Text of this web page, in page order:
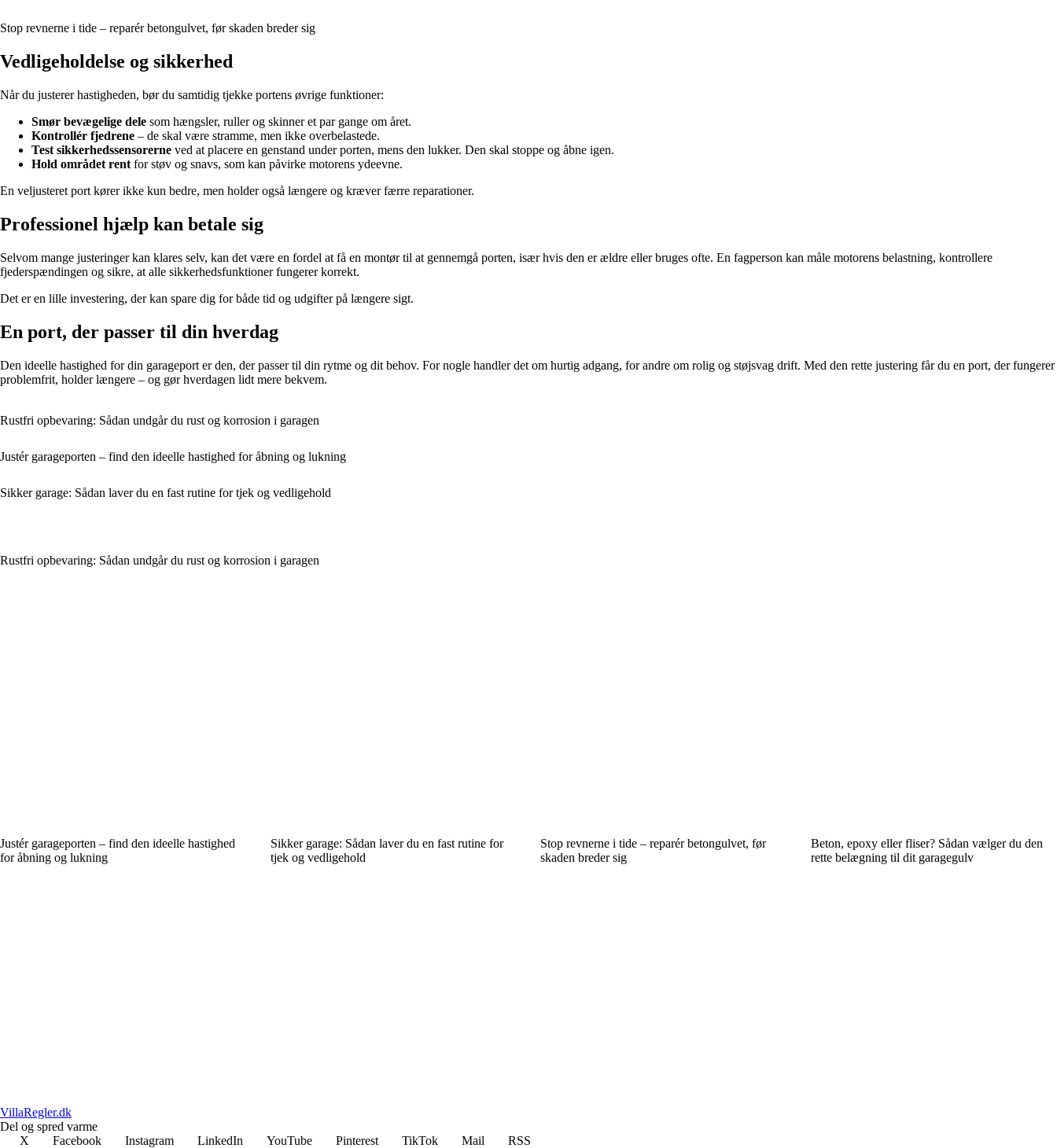
Stop revnerne i tide – reparér betongulvet, før skaden breder sig
Vedligeholdelse og sikkerhed
Når du justerer hastigheden, bør du samtidig tjekke portens øvrige funktioner:
Smør bevægelige dele som hængsler, ruller og skinner et par gange om året.
Kontrollér fjedrene – de skal være stramme, men ikke overbelastede.
Test sikkerhedssensorerne ved at placere en genstand under porten, mens den lukker. Den skal stoppe og åbne igen.
Hold området rent for støv og snavs, som kan påvirke motorens ydeevne.
En veljusteret port kører ikke kun bedre, men holder også længere og kræver færre reparationer.
Professionel hjælp kan betale sig
Selvom mange justeringer kan klares selv, kan det være en fordel at få en montør til at gennemgå porten, især hvis den er ældre eller bruges ofte. En fagperson kan måle motorens belastning, kontrollere
fjederspændingen og sikre, at alle sikkerhedsfunktioner fungerer korrekt.
Det er en lille investering, der kan spare dig for både tid og udgifter på længere sigt.
En port, der passer til din hverdag
Den ideelle hastighed for din garageport er den, der passer til din rytme og dit behov. For nogle handler det om hurtig adgang, for andre om rolig og støjsvag drift. Med den rette justering får du en port, der fungerer
problemfrit, holder længere – og gør hverdagen lidt mere bekvem.
Rustfri opbevaring: Sådan undgår du rust og korrosion i garagen
Justér garageporten – find den ideelle hastighed for åbning og lukning
Sikker garage: Sådan laver du en fast rutine for tjek og vedligehold
Rustfri opbevaring: Sådan undgår du rust og korrosion i garagen
Justér garageporten – find den ideelle hastighed
for åbning og lukning
Sikker garage: Sådan laver du en fast rutine for
tjek og vedligehold
Stop revnerne i tide – reparér betongulvet, før
skaden breder sig
Beton, epoxy eller fliser? Sådan vælger du den
rette belægning til dit garagegulv
VillaRegler.dk
Del og spred varme
X
Facebook Instagram LinkedIn YouTube Pinterest TikTok Mail RSS